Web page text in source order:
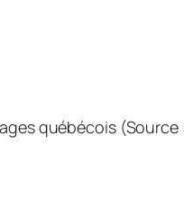
québécois (Source